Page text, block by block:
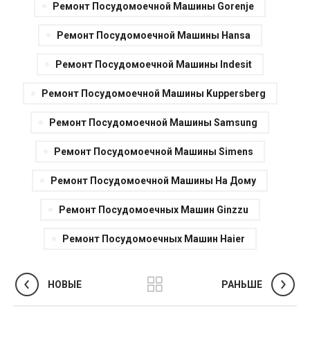
Ремонт Посудомоечной Машины Gorenje
Ремонт Посудомоечной Машины Hansa
Ремонт Посудомоечной Машины Indesit
Ремонт Посудомоечной Машины Kuppersberg
Ремонт Посудомоечной Машины Samsung
Ремонт Посудомоечной Машины Simens
Ремонт Посудомоечной Машины На Дому
Ремонт Посудомоечных Машин Ginzzu
Ремонт Посудомоечных Машин Haier
НОВЫЕ РАНЬШЕ